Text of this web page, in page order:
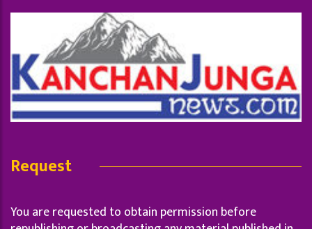
Request
You are requested to obtain permission before